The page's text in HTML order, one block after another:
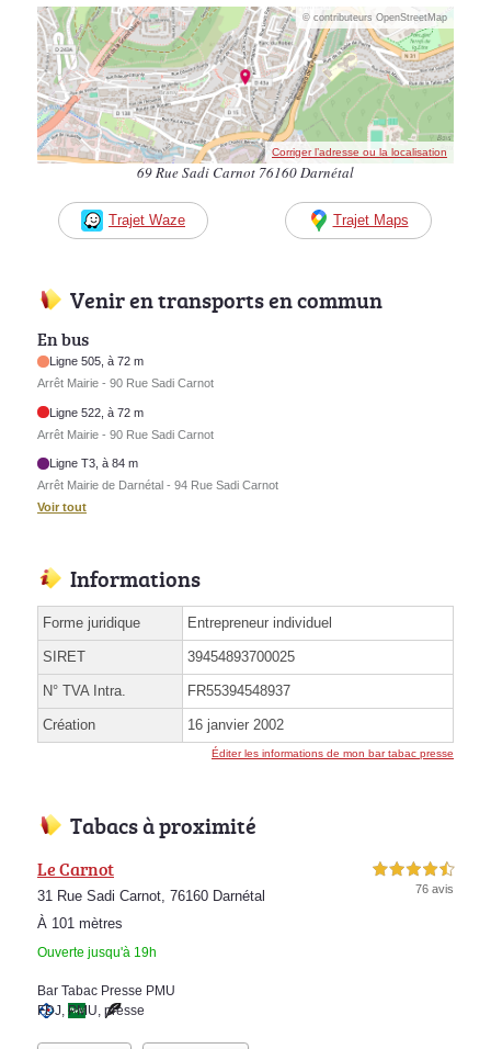
© contributeurs OpenStreetMap
Corriger l’adresse ou la localisation
69 Rue Sadi Carnot 76160 Darnétal
Trajet Waze Trajet Maps
Venir en transports en commun
En bus
Ligne 505, à 72 m
Arrêt Mairie - 90 Rue Sadi Carnot
Ligne 522, à 72 m
Arrêt Mairie - 90 Rue Sadi Carnot
Ligne T3, à 84 m
Arrêt Mairie de Darnétal - 94 Rue Sadi Carnot
Voir tout
Informations
Forme juridique Entrepreneur individuel
SIRET 39454893700025
N° TVA Intra. FR55394548937
Création 16 janvier 2002
Éditer les informations de mon bar tabac presse
Tabacs à proximité
Le Carnot
31 Rue Sadi Carnot, 76160 Darnétal
À 101 mètres
Ouverte jusqu'à 19h
4,5 étoiles sur 5
76 avis
Bar Tabac Presse PMU
FDJ, PMU, presse